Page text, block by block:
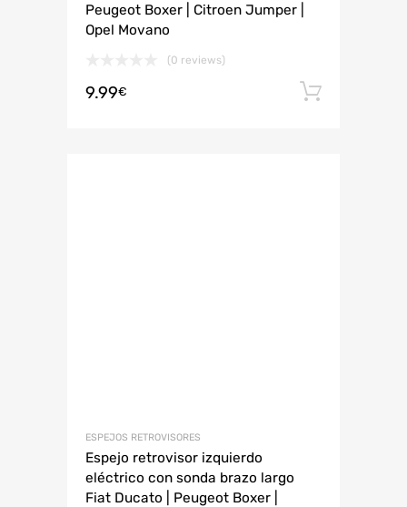
Peugeot Boxer | Citroen Jumper |
Opel Movano
(0 reviews)
9.99€
ESPEJOS RETROVISORES
Espejo retrovisor izquierdo
eléctrico con sonda brazo largo
Fiat Ducato | Peugeot Boxer |